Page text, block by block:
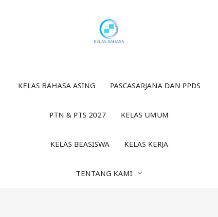
KELAS BAHASA ASING PASCASARJANA DAN PPDS
PTN & PTS 2027 KELAS UMUM
KELAS BEASISWA KELAS KERJA
TENTANG KAMI